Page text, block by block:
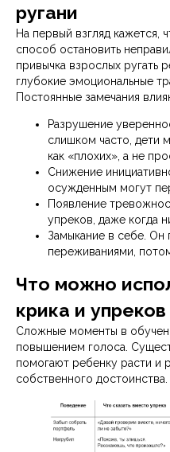
ругани
На первый взгляд кажется,
способ остановить
привычка взрослых ругать
глубокие эмоциональные
Постоянные замечания
Разрушение
слишком часто, дети
как «плохих», а не
Снижение
осужденным могут
Появление
упреков, даже когда
Замыкание в себе. Он
переживаниями,
Что можно
крика и упреков
Сложные моменты в
повышением голоса.
помогают ребенку расти и
собственного достоинства.